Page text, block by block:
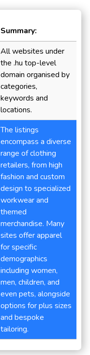
Summary:
All websites under
the .hu top-level
domain organised by
categories,
keywords and
locations.
The listings
encompass a diverse
range of clothing
retailers, from high
fashion and custom
design to specialized
workwear and
themed
merchandise. Many
sites offer apparel
for specific
demographics
including women,
men, children, and
even pets, alongside
options for plus sizes
and bespoke
tailoring.